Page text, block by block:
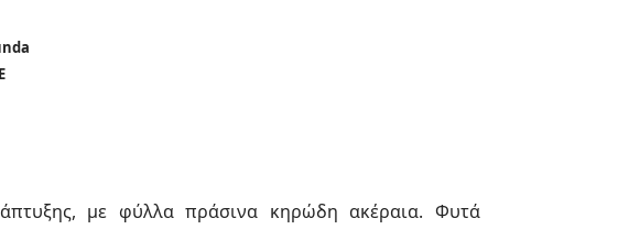
µε φύλλα πράσινα κηρώδη ακέραια. Φυτά